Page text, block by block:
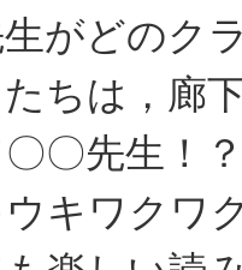
がどのク
ちは，廊
〇先生！？
キワクワ